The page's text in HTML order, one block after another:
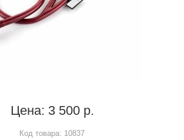
Цена: 3 500 р.
Код товара: 10837